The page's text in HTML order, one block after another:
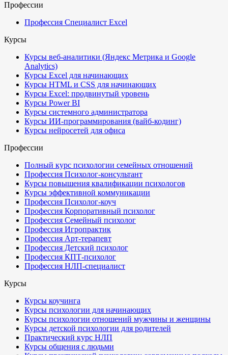
Профессии
Профессия Специалист Excel
Курсы
Курсы веб-аналитики (Яндекс Метрика и Google
Analytics)
Курсы Excel для начинающих
Курсы HTML и CSS для начинающих
Курсы Excel: продвинутый уровень
Курсы Power BI
Курсы системного администратора
Курсы ИИ-программирования (вайб-кодинг)
Курсы нейросетей для офиса
Профессии
Полный курс психологии семейных отношений
Профессия Психолог-консультант
Курсы повышения квалификации психологов
Курсы эффективной коммуникации
Профессия Психолог-коуч
Профессия Корпоративный психолог
Профессия Семейный психолог
Профессия Игропрактик
Профессия Арт-терапевт
Профессия Детский психолог
Профессия КПТ-психолог
Профессия НЛП-специалист
Курсы
Курсы коучинга
Курсы психологии для начинающих
Курсы психологии отношений мужчины и женщины
Курсы детской психологии для родителей
Практический курс НЛП
Курсы общения с людьми